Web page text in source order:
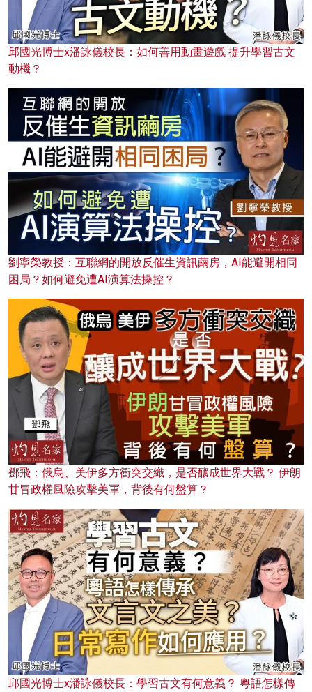
邱國光博士x潘詠儀校長：如何善用動畫遊戲 提升學習古文
動機？
劉寧榮教授：互聯網的開放反催生資訊繭房，AI能避開相同
困局？如何避免遭AI演算法操控？
鄧飛：俄烏、美伊多方衝突交織，是否釀成世界大戰？ 伊朗
甘冒政權風險攻擊美軍，背後有何盤算？
邱國光博士x潘詠儀校長：學習古文有何意義？ 粵語怎樣傳